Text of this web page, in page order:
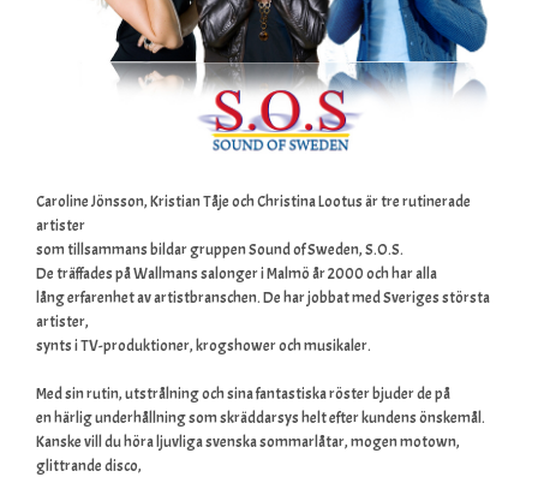
Caroline Jönsson, Kristian Tåje och Christina Lootus är tre rutinerade
artister
som tillsammans bildar gruppen Sound of Sweden, S.O.S.
De träffades på Wallmans salonger i Malmö år 2000 och har alla
lång erfarenhet av artistbranschen. De har jobbat med Sveriges största
artister,
synts i TV-produktioner, krogshower och musikaler.
Med sin rutin, utstrålning och sina fantastiska röster bjuder de på
en härlig underhållning som skräddarsys helt efter kundens önskemål.
Kanske vill du höra ljuvliga svenska sommarlåtar, mogen motown,
glittrande disco,